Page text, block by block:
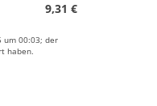
9,31 €
um 00:03; der
haben.